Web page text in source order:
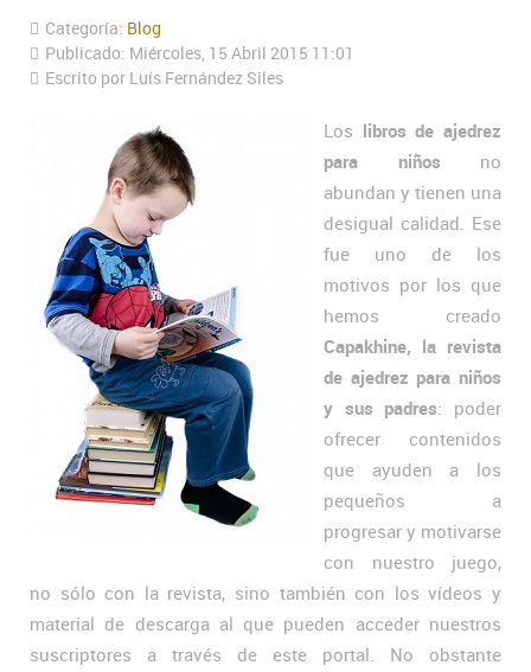
Categoría: Blog
Publicado: Miércoles, 15 Abril 2015 11:01
Escrito por Luís Fernández Siles
Los libros de ajedrez
para niños no
abundan y tienen una
desigual calidad. Ese
fue uno de los
motivos por los que
hemos creado
Capakhine, la revista
de ajedrez para niños
y sus padres: poder
ofrecer contenidos
que ayuden a los
pequeños a
progresar y motivarse
con nuestro juego,
no sólo con la revista, sino también con los vídeos y
material de descarga al que pueden acceder nuestros
suscriptores a través de este portal. No obstante